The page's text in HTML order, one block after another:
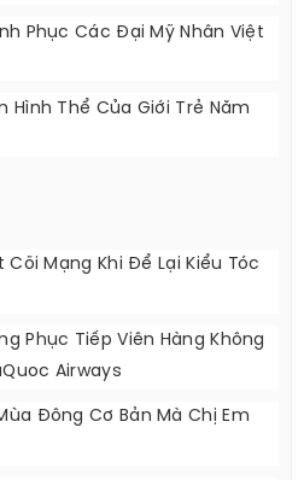
Phục Các Đại Mỹ Nhân Việt
Hình Thể Của Giới Trẻ Năm
Cõi Mạng Khi Để Lại Kiểu Tóc
Phục Tiếp Viên Hàng Không
Airways
Đông Cơ Bản Mà Chị Em